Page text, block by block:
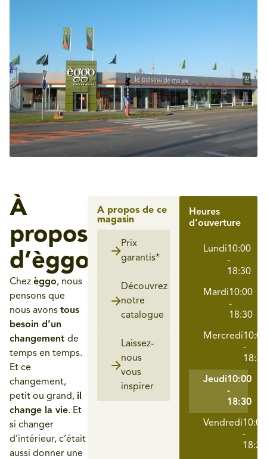
À
propos
d’èggo
Chez èggo, nous
pensons que
nous avons tous
besoin d’un
changement de
temps en temps.
Et ce
changement,
petit ou grand, il
change la vie. Et
si changer
d’intérieur, c’était
aussi donner une
A propos de ce
magasin
Prix
garantis*
Découvrez
notre
catalogue​
Laissez-
nous
vous
inspirer​
Heures
d'ouverture
Lundi10:00
-
18:30
Mardi10:00
-
18:30
Mercredi10:00
-
18:30
Jeudi10:00
-
18:30
Vendredi10:00
-
18:30